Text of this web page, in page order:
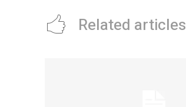
Related articles